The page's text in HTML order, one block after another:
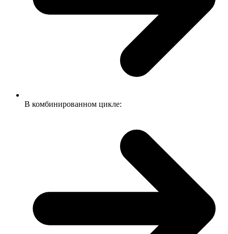
В комбинированном цикле: